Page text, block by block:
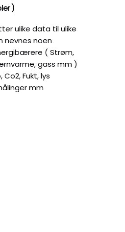
)
ulike data til ulike
nevnes noen
( Strøm,
gass mm )
Fukt, lys
mm